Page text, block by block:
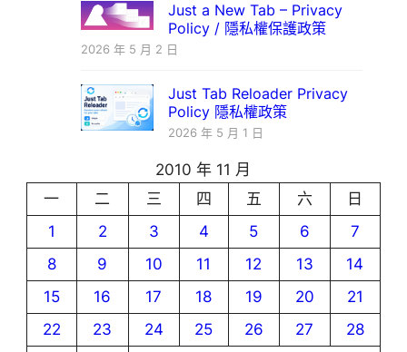
Just a New Tab – Privacy
Policy / 隱私權保護政策
2026 年 5 月 2 日
Just Tab Reloader Privacy
Policy 隱私權政策
2026 年 5 月 1 日
2010 年 11 月
一
二 三 四 五 六
日
1
2 3 4 5 6
7
8
9 10 11 12 13
14
15
16 17 18 19 20
21
22
23 24 25 26 27
28